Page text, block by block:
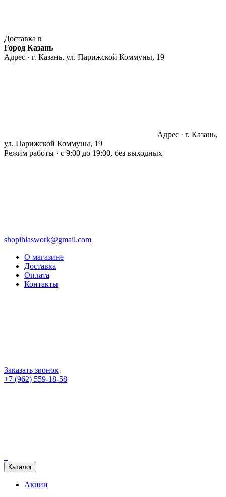
Доставка в
Город Казань
Адрес · г. Казань, ул. Парижской Коммуны, 19
Адрес · г. Казань,
ул. Парижской Коммуны, 19
Режим работы · с 9:00 до 19:00, без выходных
shopihlaswork@gmail.com
О магазине
Доставка
Оплата
Контакты
Заказать звонок
+7 (962) 559-18-58
Каталог
Акции